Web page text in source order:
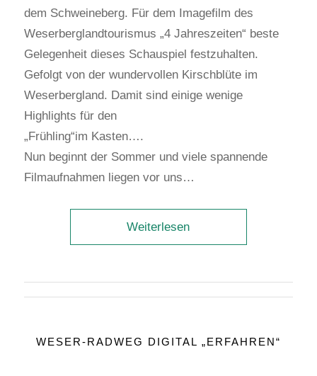
dem Schweineberg. Für dem Imagefilm des
Weserberglandtourismus „4 Jahreszeiten“ beste
Gelegenheit dieses Schauspiel festzuhalten.
Gefolgt von der wundervollen Kirschblüte im
Weserbergland. Damit sind einige wenige
Highlights für den
„Frühling“im Kasten….
Nun beginnt der Sommer und viele spannende
Filmaufnahmen liegen vor uns…
Weiterlesen
WESER-RADWEG DIGITAL „ERFAHREN“